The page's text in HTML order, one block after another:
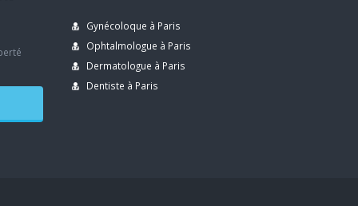
Gynécoloque à Paris
Ophtalmologue à Paris
Dermatologue à Paris
Dentiste à Paris